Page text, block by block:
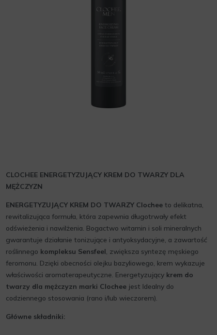
CLOCHEE ENERGETYZUJĄCY KREM DO TWARZY DLA
MĘŻCZYZN
ENERGETYZUJĄCY KREM DO TWARZY Clochee to delikatna,
rewitalizująca formuła, która zapewnia długotrwały efekt
odświeżenia i nawilżenia. Bogactwo witamin i soli mineralnych
gwarantuje działanie tonizujące i antyoksydacyjne, a zawartość
roślinnego kompleksu Sensfeel, zwiększa syntezę męskiego
feromonu. Dzięki obecności olejku bazyliowego, krem wykazuje
właściwości aromaterapeutyczne. Energetyzujący krem do
twarzy dla mężczyzn marki Clochee jest Idealny do
codziennego stosowania (rano i/lub wieczorem).
Główne składniki: